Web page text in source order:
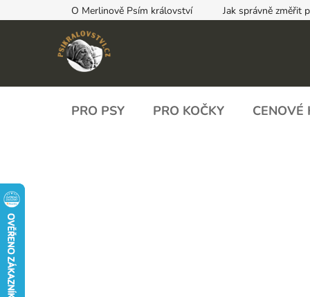
na
O Merlinově Psím království Jak správně změřit
PRO PSY PRO KOČKY CENOVÉ